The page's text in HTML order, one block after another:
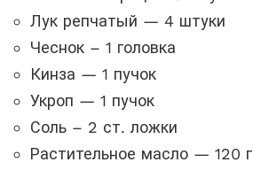
Лук репчатый — 4 штуки
Чеснок – 1 головка
Кинза — 1 пучок
Укроп — 1 пучок
Соль – 2 ст. ложки
Растительное масло — 120 г